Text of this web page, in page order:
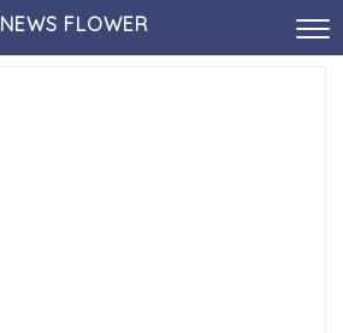
NEWS FLOWER